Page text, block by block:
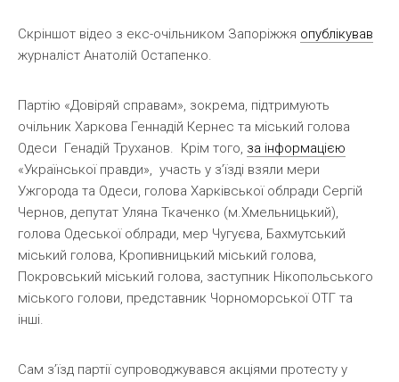
Скріншот відео з екс-очільником Запоріжжя опублікував
журналіст Анатолій Остапенко.
Партію «Довіряй справам», зокрема, підтримують
очільник Харкова Геннадій Кернес та міський голова
Одеси Генадій Труханов. Крім того, за інформацією
«Української правди», участь у з’їзді взяли мери
Ужгорода та Одеси, голова Харківської облради Сергій
Чернов, депутат Уляна Ткаченко (м.Хмельницький),
голова Одеської облради, мер Чугуєва, Бахмутський
міський голова, Кропивницький міський голова,
Покровський міський голова, заступник Нікопольського
міського голови, представник Чорноморської ОТГ та
інші.
Сам з’їзд партії супроводжувався акціями протесту у